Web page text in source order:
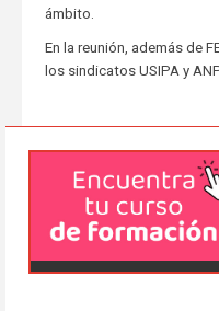
ámbito.
En la reunión, además de
los sindicatos USIPA y